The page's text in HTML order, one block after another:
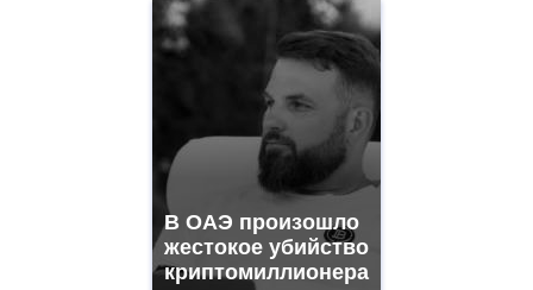
В ОАЭ произошло
жестокое убийство
криптомиллионера